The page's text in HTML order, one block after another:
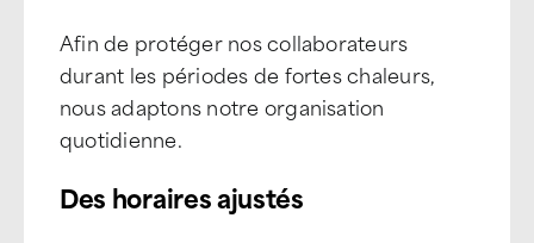
Afin de protéger nos collaborateurs
durant les périodes de fortes chaleurs,
nous adaptons notre organisation
quotidienne.
Des horaires ajustés